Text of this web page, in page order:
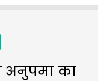
अनुपमा का